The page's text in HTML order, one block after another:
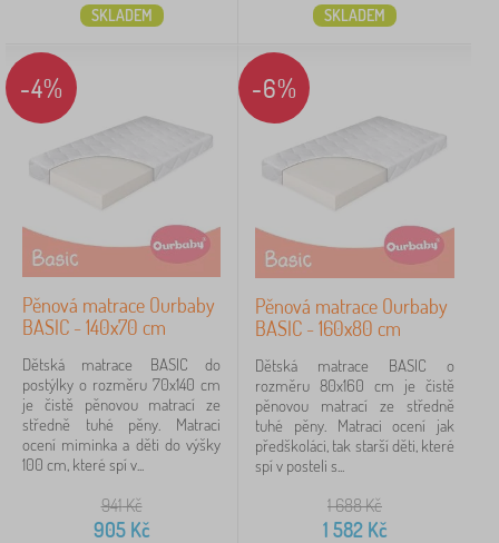
SKLADEM SKLADEM
-4%
Pěnová matrace Ourbaby
BASIC - 140x70 cm
Dětská matrace BASIC do
postýlky o rozměru 70x140 cm
je čistě pěnovou matrací ze
středně tuhé pěny. Matraci
ocení miminka a děti do výšky
100 cm, které spí v...
941Kč
905Kč
-6%
Pěnová matrace Ourbaby
BASIC - 160x80 cm
Dětská matrace BASIC o
rozměru 80x160 cm je čistě
pěnovou matrací ze středně
tuhé pěny. Matraci ocení jak
předškoláci, tak starší děti, které
spí v posteli s...
1 688Kč
1 582Kč